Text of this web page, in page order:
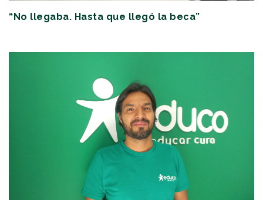
“No llegaba. Hasta que llegó la beca”